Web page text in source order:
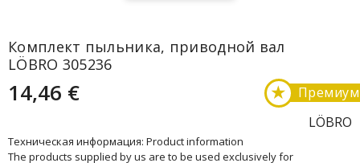
Комплект пыльника, приводной вал
LÖBRO 305236
14,46 € Премиум
★
LÖBRO
Техническая информация: Product information
The products supplied by us are to be used exclusively for